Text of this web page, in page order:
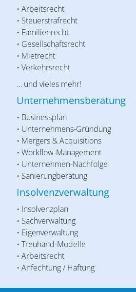
• Arbeitsrecht
• Steuerstrafrecht
• Familienrecht
• Gesellschaftsrecht
• Mietrecht
• Verkehrsrecht
… und vieles mehr!
Unternehmensberatung
• Businessplan
• Unternehmens-Gründung
• Mergers & Acquisitions
• Workflow-Management
• Unternehmen-Nachfolge
• Sanierungberatung
Insolvenzverwaltung
• Insolvenzplan
• Sachverwaltung
• Eigenverwaltung
• Treuhand-Modelle
• Arbeitsrecht
• Anfechtung / Haftung